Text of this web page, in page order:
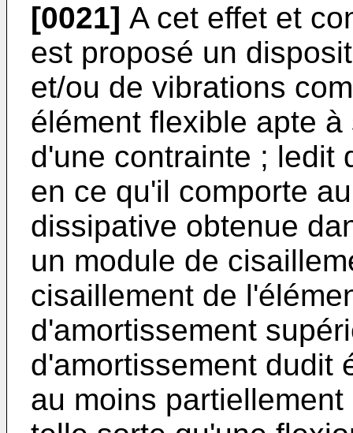
[0021] A cet effet et
est proposé un
et/ou de vibrations
élément flexible apte
d'une contrainte ; ledit
en ce qu'il comporte
dissipative obtenue
un module de
cisaillement de
d'amortissement
d'amortissement dudit
au moins